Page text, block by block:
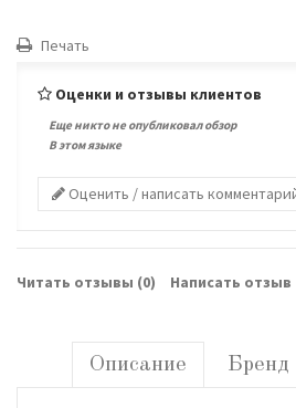
Печать
Оценки и отзывы клиентов
Еще никто не опубликовал обзор
В этом языке
Оценить / написать
Читать отзывы (0) Написать отзыв
Описание Бренд